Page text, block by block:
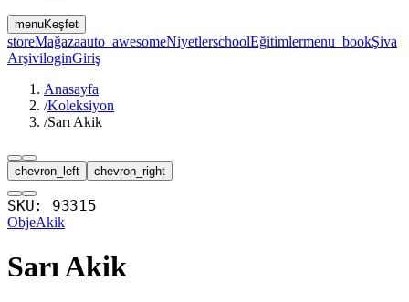
menuKeşfet
storeMağazaauto_awesomeNiyetlerschoolEğitimlermenu_bookŞiva
ArşiviloginGiriş
Anasayfa
/Koleksiyon
/Sarı Akik
chevron_left chevron_right
SKU: 93315
ObjeAkik
Sarı Akik